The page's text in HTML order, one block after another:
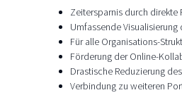
Zeitersparnis durch direkte
Umfassende
Für alle Organisations-
Förderung der Online-
Drastische Reduzierung
Verbindung zu weiteren